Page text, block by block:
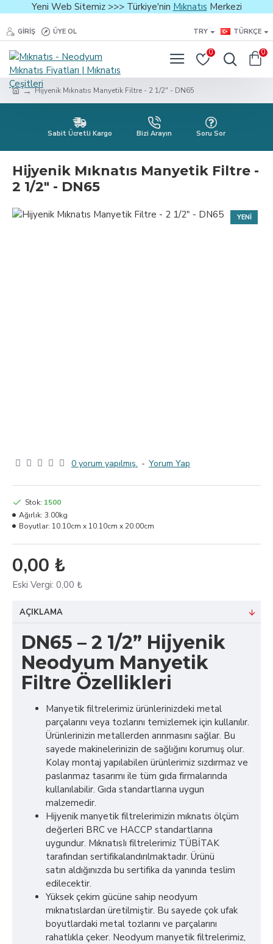
Yeni Web Sitemiz >>> Türkiye'nin Mıknatıs Merkezi
GIRIŞ ÜYE OL TRY TÜRKÇE
0 0
Hijyenik Mıknatıs Manyetik Filtre - 2 1/2″ - DN65
Sabit Ücretli Kargo Bizi Arayın Soru Sor
Hijyenik Mıknatıs Manyetik Filtre -
2 1/2″ - DN65
YENI
0 yorum yapılmış. - Yorum Yap
0,00 ₺
Eski Vergi: 0,00 ₺
Stok: 1500
Ağırlık: 3.00kg
Boyutlar: 10.10cm x 10.10cm x 20.00cm
AÇIKLAMA
DN65 – 2 1/2” Hijyenik
Neodyum Manyetik
Filtre Özellikleri
Manyetik filtrelerimiz ürünlerinizdeki metal
parçalarını veya tozlarını temizlemek için kullanılır.
Ürünlerinizin metallerden arınmasını sağlar. Bu
sayede makinelerinizin de sağlığını korumuş olur.
Kolay montaj yapılabilen ürünlerimiz sızdırmaz ve
paslanmaz tasarımı ile tüm gıda firmalarında
kullanılabilir. Gıda standartlarına uygun
malzemedir.
Hijyenik manyetik filtrelerimizin mıknatıs ölçüm
değerleri BRC ve HACCP standartlarına
uygundur. MıknatısIı filtrelerimiz TÜBİTAK
tarafından sertifikalandırılmaktadır. Ürünü
satın aldığınızda bu sertifika da yanında teslim
edilecektir.
Yüksek çekim gücüne sahip neodyum
mıknatıslardan üretilmiştir. Bu sayede çok ufak
boyutlardaki metal tozlarını ve parçalarını
rahatlıkla çeker. Neodyum manyetik filtrelerimiz,